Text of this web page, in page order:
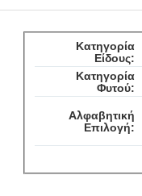
Κατηγορία
Είδους:
Κατηγορία
Φυτού:
Αλφαβητική
Επιλογή: